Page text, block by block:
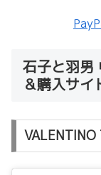
石子と羽男
＆購入サイ
VALENTINO